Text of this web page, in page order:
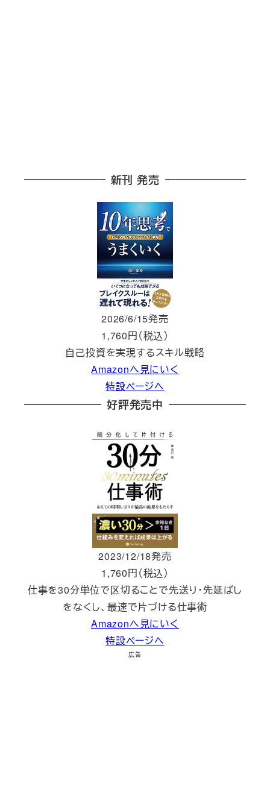
新刊 発売
2026/6/15発売
1,760円（税込）
自己投資を実現するスキル戦略
Amazonへ見にいく
特設ページへ
好評発売中
2023/12/18発売
1,760円（税込）
仕事を30分単位で区切ることで先送り・先延ばし
をなくし、最速で片づける仕事術
Amazonへ見にいく
特設ページへ
広告